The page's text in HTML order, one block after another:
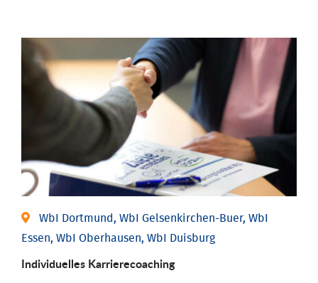
WbI Dortmund, WbI Gelsenkirchen-Buer, WbI
Essen, WbI Oberhausen, WbI Duisburg
Individu­elles Karrierecoaching